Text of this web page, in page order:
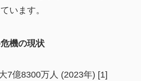
います。
機の現状
7億8300万人 (2023年) [1]